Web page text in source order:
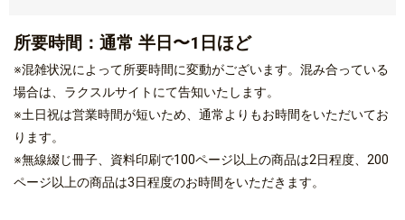
所要時間：通常 半日〜1日ほど
※混雑状況によって所要時間に変動がございます。混み合っている
場合は、ラクスルサイトにて告知いたします。
※土日祝は営業時間が短いため、通常よりもお時間をいただいてお
ります。
※無線綴じ冊子、資料印刷で100ページ以上の商品は2日程度、200
ページ以上の商品は3日程度のお時間をいただきます。